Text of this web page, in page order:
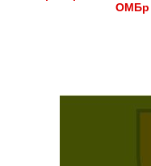
ОМБр